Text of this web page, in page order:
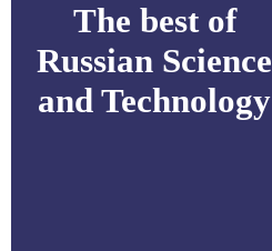
The best of
Russian Science
and Technology